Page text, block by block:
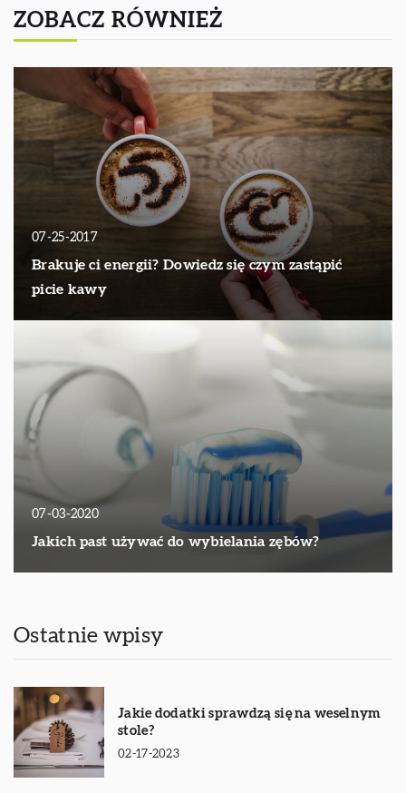
ZOBACZ RÓWNIEŻ
07-25-2017
Brakuje ci energii? Dowiedz się czym zastąpić
picie kawy
07-03-2020
Jakich past używać do wybielania zębów?
Ostatnie wpisy
Jakie dodatki sprawdzą się na weselnym
stole?
02-17-2023